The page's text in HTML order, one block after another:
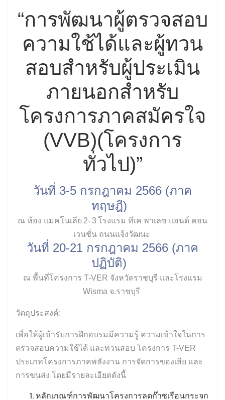
“การพัฒนาผู้ตรวจสอบ
ความใช้ได้และผู้ทวน
สอบสำหรับผู้ประเมิน
ภายนอกสำหรับ
โครงการภาคสมัครใจ
(VVB)(โครงการ
ทั่วไป)”
วันที่ 3-5 กรกฎาคม 2566 (ภาค
ทฤษฎี)
ณ ห้อง แมคโนเลีย 2- 3 โรงแรม ทีเค พาเลซ แอนด์ คอน
เวนชั่น ถนนแจ้งวัฒนะ
วันที่ 20-21 กรกฎาคม 2566 (ภาค
ปฏิบัติ)
ณ พื้นที่โครงการ T-VER จังหวัดราชบุรี และโรงแรม
Wisma จ.ราชบุรี
วัตถุประสงค์:
เพื่อให้ผู้เข้ารับการฝึกอบรมมีความรู้ ความเข้าใจในการ
ตรวจสอบความใช้ได้ และทวนสอบ โครงการ T-VER
ประเภทโครงการภาคพลังงาน การจัดการของเสีย และ
การขนส่ง โดยมีรายละเอียดดังนี้
หลักเกณฑ์การพัฒนาโครงการลดก๊าซเรือนกระจก